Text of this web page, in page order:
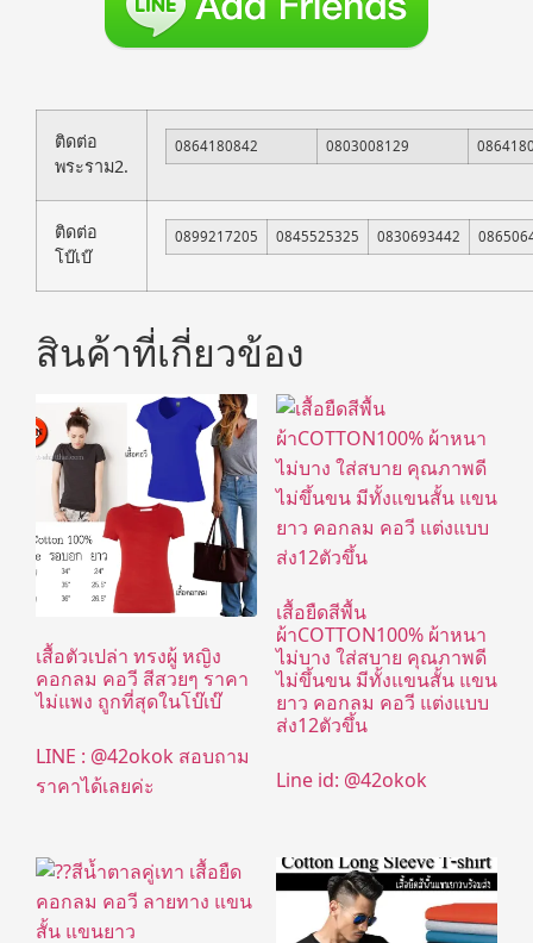
ติดต่อ
พระราม2.
0864180842 0803008129
ติดต่อ
โบ๊เบ๊
0899217205 0845525325 0830693442
สินค้าที่เกี่ยวข้อง
เสื้อตัวเปล่า ทรงผู้ หญิง
คอกลม คอวี สีสวยๆ ราคา
ไม่แพง ถูกที่สุดในโบ๊เบ๊
LINE : @42okok สอบถาม
ราคาได้เลยค่ะ
เสื้อยืดสีพื้น
ผ้าCOTTON100% ผ้าหนา
ไม่บาง ใส่สบาย คุณภาพดี
ไม่ขึ้นขน มีทั้งแขนสั้น แขน
ยาว คอกลม คอวี แต่งแบบ
ส่ง12ตัวขึ้น
Line id: @42okok